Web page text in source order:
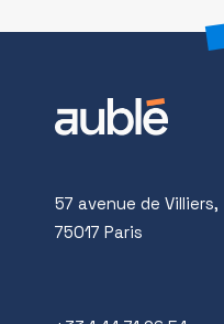
57 avenue de Villiers,
75017 Paris